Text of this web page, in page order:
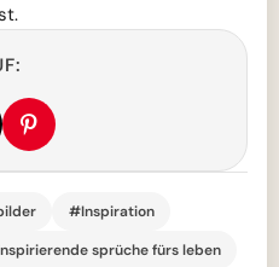
#Inspiration
sprüche fürs leben